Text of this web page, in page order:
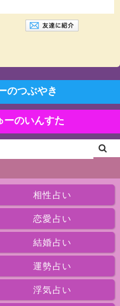
つぶやき
のいんすた
相性占い
恋愛占い
結婚占い
運勢占い
浮気占い